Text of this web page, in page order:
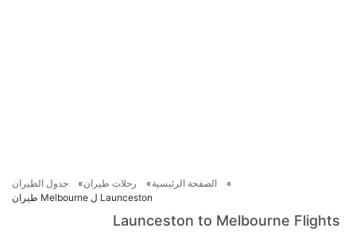
الصفحة الرئيسية رحلات طيران
جدول الطيران
Launceston ل Melbourne طيران
Launceston to Melbourne Flights